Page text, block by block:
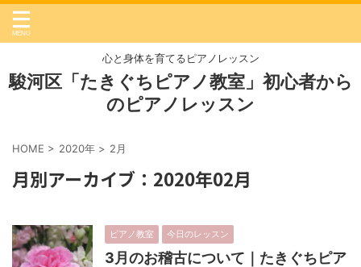
心と身体を育てるピアノレッスン
駿河区「たきぐちピアノ教室」初心者から
のピアノレッスン
HOME > 2020年 > 2月
月別アーカイブ：2020年02月
ピアノ教室 今日のレッスン
3月のお稽古について｜たきぐちピア